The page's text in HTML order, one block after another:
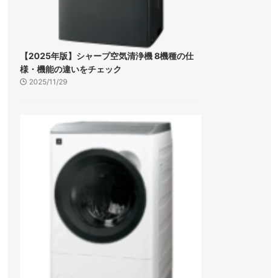
【2025年版】シャープ空気清浄機 8機種の仕
様・機能の違いをチェック
2025/11/29